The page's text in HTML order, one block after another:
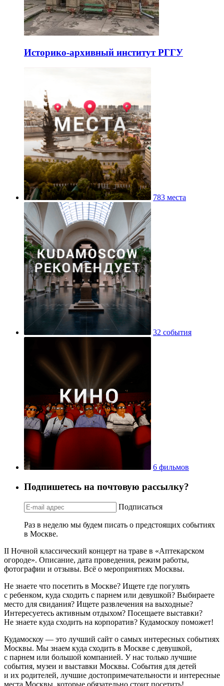
Историко-архивный институт РГГУ
783 места
32 события
6 фильмов
Подпишетесь на почтовую рассылку?
Подписаться
Раз в неделю мы будем писать о предстоящих событиях
в Москве.
II Ночной классический концерт на траве в «Аптекарском
огороде». Описание, дата проведения, режим работы,
фотографии и отзывы. Всё о мероприятиях Москвы.
Не знаете что посетить в Москве? Ищете где погулять
с ребенком, куда сходить с парнем или девушкой? Выбираете
место для свидания? Ищете развлечения на выходные?
Интересуетесь активным отдыхом? Посещаете выставки?
Не знаете куда сходить на корпоратив? Кудамоскоу поможет!
Кудамоскоу — это лучший сайт о самых интересных событиях
Москвы. Мы знаем куда сходить в Москве с девушкой,
с парнем или большой компанией. У нас только лучшие
события, музеи и выставки Москвы. События для детей
и их родителей, лучшие достопримечательности и интересные
места Москвы, которые обязательно стоит посетить!